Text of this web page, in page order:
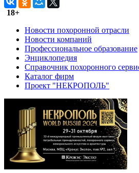
18+
Новости похоронной отрасли
Новости компаний
Профессиональное образование
Энциклопедия
Справочник похоронного
Каталог фирм
Проект "НЕКРОПОЛЬ"